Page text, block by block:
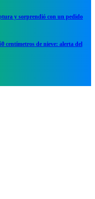
y sorprendió con un pedido
centímetros de nieve: alerta del